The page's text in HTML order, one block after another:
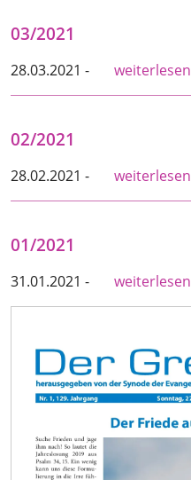
03/2021
28.03.2021 - weiterlesen
02/2021
28.02.2021 - weiterlesen
01/2021
31.01.2021 - weiterlesen